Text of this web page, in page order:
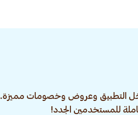
التطبيق وعروض وخصومات مميزة.
للمستخدمين الجدد!